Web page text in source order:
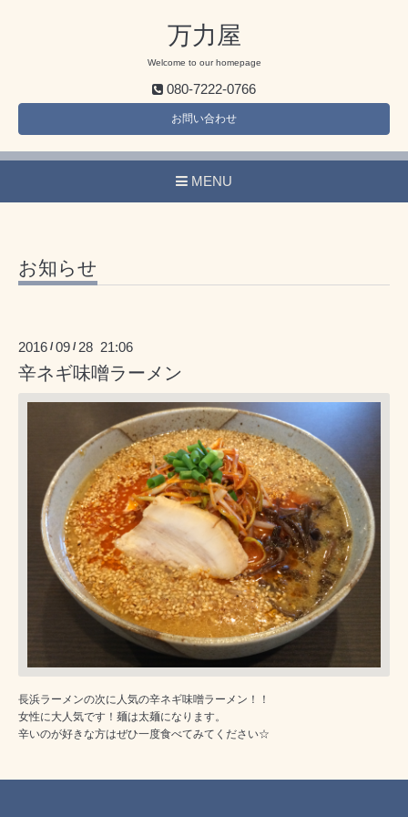
万力屋
Welcome to our homepage
080-7222-0766
お問い合わせ
MENU
お知らせ
2016 /09 / 28 21:06
辛ネギ味噌ラーメン
長浜ラーメンの次に人気の辛ネギ味噌ラーメン！！
女性に大人気です！麺は太麺になります。
辛いのが好きな方はぜひ一度食べてみてください☆